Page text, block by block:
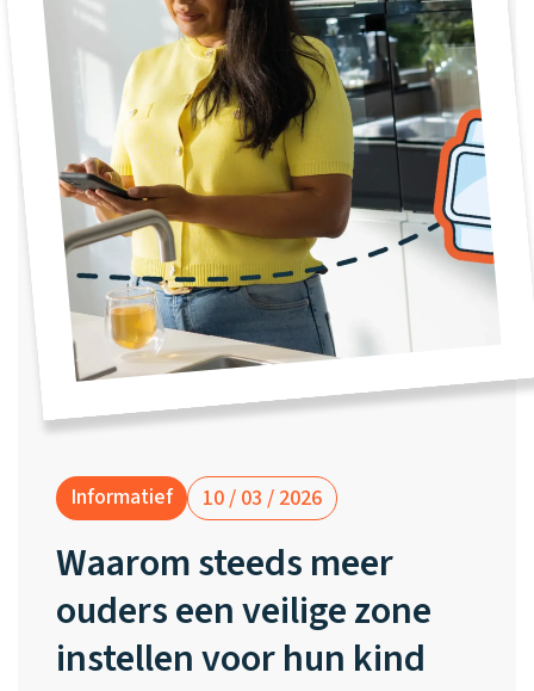
Tweedekans
horloges
Ontdek alle
horloges
Kies je eigen
kleur, naam en
icoon en maak
je horloge
helemaal van
jou.
Handleiding
Recensies
Werken bij
Stichting
Jarige Job
Informatief 10 / 03 / 2026
Waarom steeds meer
ouders een veilige zone
instellen voor hun kind